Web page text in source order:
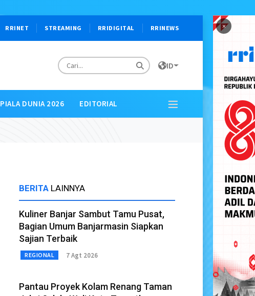
×
RRINET STREAMING RRIDIGITAL RRINEWS
ID
PIALA DUNIA 2026 EDITORIAL
BERITA LAINNYA
Kuliner Banjar Sambut Tamu Pusat,
Bagian Umum Banjarmasin Siapkan
Sajian Terbaik
REGIONAL 7 Agt 2026
Pantau Proyek Kolam Renang Taman